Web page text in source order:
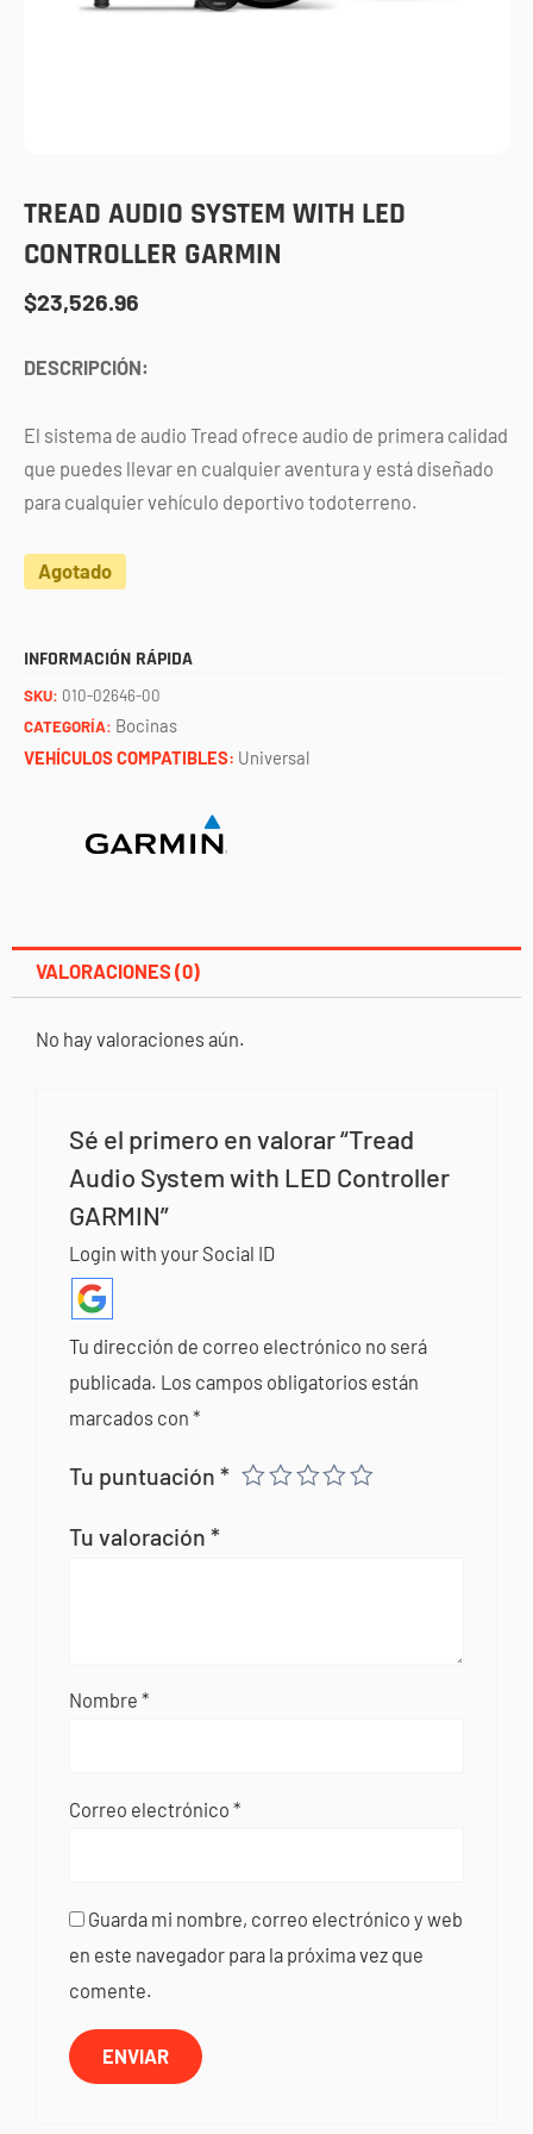
TREAD AUDIO SYSTEM WITH LED
CONTROLLER GARMIN
$23,526.96
DESCRIPCIÓN:
El sistema de audio Tread ofrece audio de primera calidad
que puedes llevar en cualquier aventura y está diseñado
para cualquier vehículo deportivo todoterreno.
Agotado
INFORMACIÓN RÁPIDA
SKU: 010-02646-00
CATEGORÍA: Bocinas
VEHÍCULOS COMPATIBLES: Universal
VALORACIONES (0)
No hay valoraciones aún.
Sé el primero en valorar “Tread
Audio System with LED Controller
GARMIN”
Login with your Social ID
Tu dirección de correo electrónico no será
publicada. Los campos obligatorios están
marcados con*
Tu puntuación*
Tu valoración*
Nombre*
Correo electrónico*
Guarda mi nombre, correo electrónico y web
en este navegador para la próxima vez que
comente.